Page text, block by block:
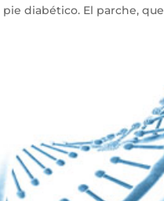
diabético. El parche, que